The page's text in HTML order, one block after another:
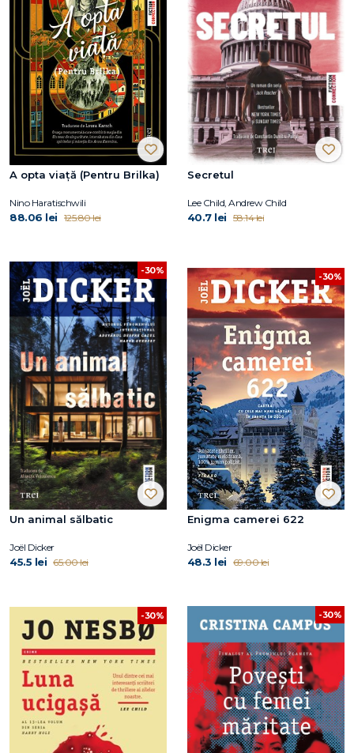
A opta viață (Pentru Brilka)
Nino Haratischwili
88.06 lei 125.80 lei
Secretul
Lee Child, Andrew Child
40.7 lei 58.14 lei
-30%
Un animal sălbatic
Joël Dicker
45.5 lei 65.00 lei
-30%
Enigma camerei 622
Joël Dicker
48.3 lei 69.00 lei
-30% -30%